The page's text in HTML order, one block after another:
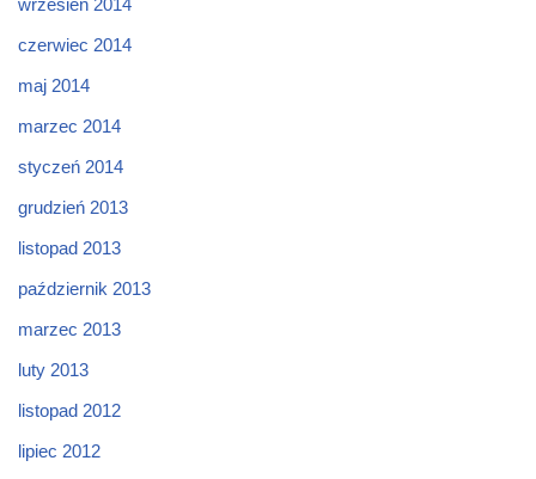
wrzesień 2014
czerwiec 2014
maj 2014
marzec 2014
styczeń 2014
grudzień 2013
listopad 2013
październik 2013
marzec 2013
luty 2013
listopad 2012
lipiec 2012